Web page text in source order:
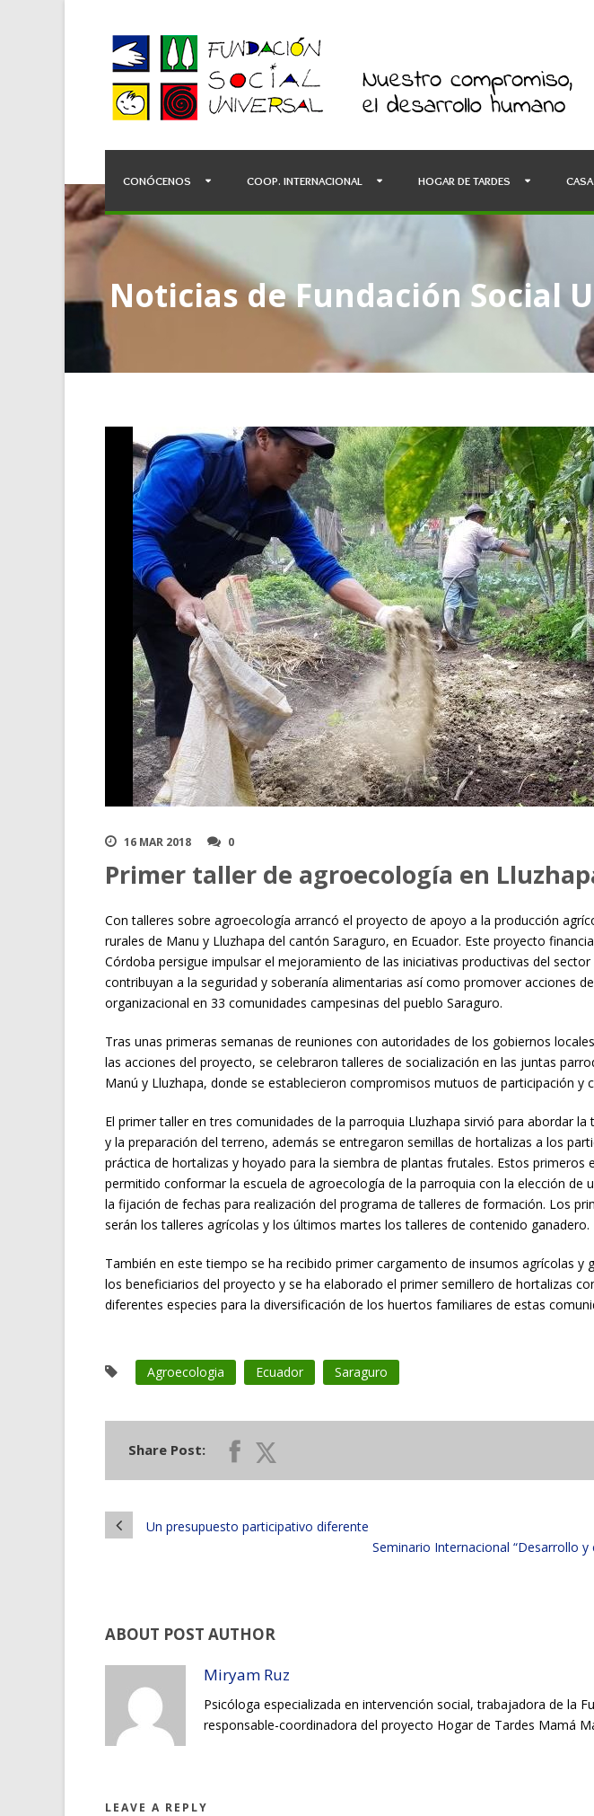
CONÓCENOS COOP. INTERNACIONAL HOGAR DE TARDES
Noticias de Fundación Social
16 MAR 2018 0
Primer taller de agroecología en
Con talleres sobre agroecología arrancó el proyecto de apoyo a la producción
rurales de Manu y Lluzhapa del cantón Saraguro, en Ecuador. Este proyecto
Córdoba persigue impulsar el mejoramiento de las iniciativas productivas del
contribuyan a la seguridad y soberanía alimentarias así como promover acciones
organizacional en 33 comunidades campesinas del pueblo Saraguro.
Tras unas primeras semanas de reuniones con autoridades de los gobiernos
las acciones del proyecto, se celebraron talleres de socialización en las juntas
Manú y Lluzhapa, donde se establecieron compromisos mutuos de participación y
El primer taller en tres comunidades de la parroquia Lluzhapa sirvió para abordar
y la preparación del terreno, además se entregaron semillas de hortalizas a los
práctica de hortalizas y hoyado para la siembra de plantas frutales. Estos primeros
permitido conformar la escuela de agroecología de la parroquia con la elección de
la fijación de fechas para realización del programa de talleres de formación. Los
serán los talleres agrícolas y los últimos martes los talleres de contenido ganadero.
También en este tiempo se ha recibido primer cargamento de insumos agrícolas y
los beneficiarios del proyecto y se ha elaborado el primer semillero de hortalizas
diferentes especies para la diversificación de los huertos familiares de estas
Agroecologia Ecuador Saraguro
Share Post:
Un presupuesto participativo diferente
Seminario Internacional “Desarrollo y
ABOUT POST AUTHOR
Miryam Ruz
Psicóloga especializada en intervención social, trabajadora de la
responsable-coordinadora del proyecto Hogar de Tardes Mamá
LEAVE A REPLY